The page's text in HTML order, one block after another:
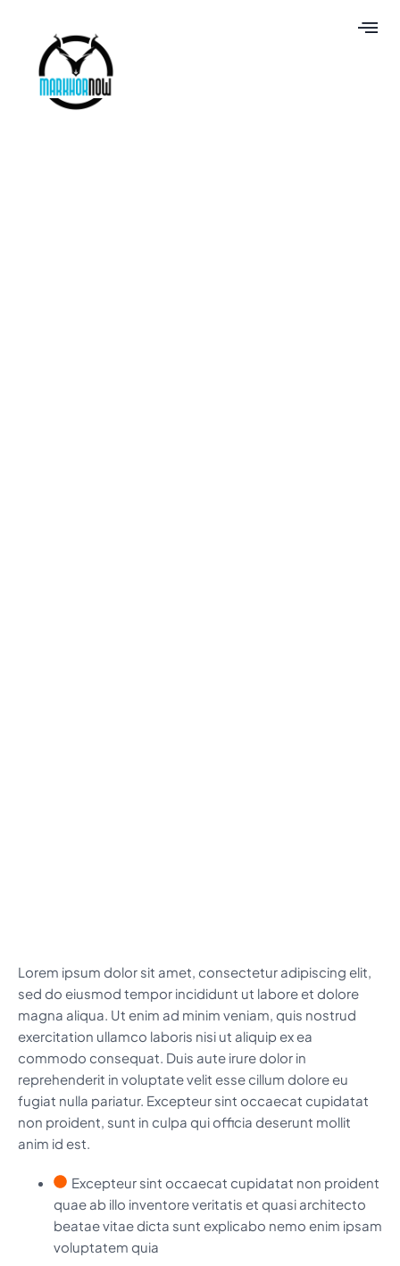
Lorem ipsum dolor sit amet, consectetur adipiscing elit,
sed do eiusmod tempor incididunt ut labore et dolore
magna aliqua. Ut enim ad minim veniam, quis nostrud
exercitation ullamco laboris nisi ut aliquip ex ea
commodo consequat. Duis aute irure dolor in
reprehenderit in voluptate velit esse cillum dolore eu
fugiat nulla pariatur. Excepteur sint occaecat cupidatat
non proident, sunt in culpa qui officia deserunt mollit
anim id est.
Excepteur sint occaecat cupidatat non proident
quae ab illo inventore veritatis et quasi architecto
beatae vitae dicta sunt explicabo nemo enim ipsam
voluptatem quia